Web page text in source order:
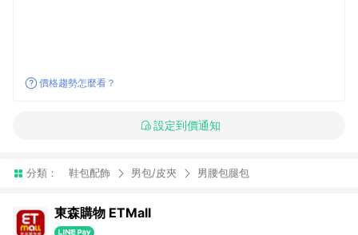
價格趨勢怎麼看？
設定到價通知
分類： 鞋包配飾 男包/皮夾 男腰包腿包
東森購物 ETMall